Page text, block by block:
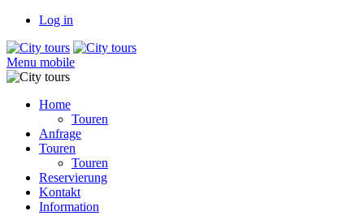
Log in
Menu mobile
Home
Touren
Anfrage
Touren
Touren
Reservierung
Kontakt
Information